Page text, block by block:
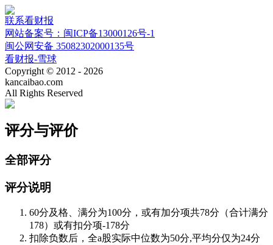
联系看财报
网站备案号：闽ICP备13000126号-1
闽公网安备 35082302000135号
看财报-雪球
Copyright © 2012 - 2026
kancaibao.com
All Rights Reserved
评分与评价
全部评分
评分说明
60分及格、满分为100分，或有加分项共78分（合计满分
178）或有扣分项-178分
扣除负数后，全a股实际中位数为50分,平均分仅为24分